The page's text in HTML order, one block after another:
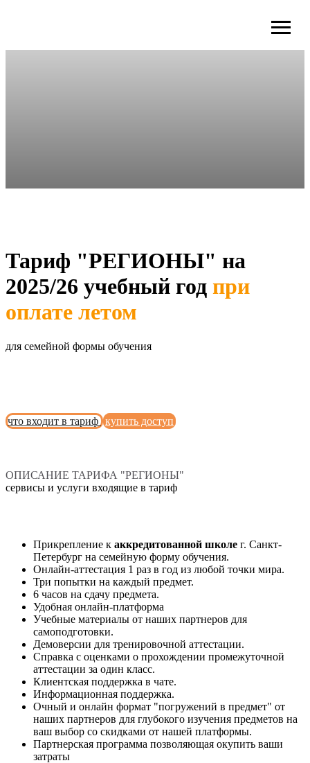
Тариф "РЕГИОНЫ" на
2025/26 учебный год при
оплате летом
для семейной формы обучения
что входит в тариф купить доступ
ОПИСАНИЕ ТАРИФА "РЕГИОНЫ"
сервисы и услуги входящие в тариф
Прикрепление к аккредитованной школе г. Санкт-
Петербург на семейную форму обучения.
Онлайн-аттестация 1 раз в год из любой точки мира.
Три попытки на каждый предмет.
6 часов на сдачу предмета.
Удобная онлайн-платформа
Учебные материалы от наших партнеров для
самоподготовки.
Демоверсии для тренировочной аттестации.
Справка с оценками о прохождении промежуточной
аттестации за один класс.
Клиентская поддержка в чате.
Информационная поддержка.
Очный и онлайн формат "погружений в предмет" от
наших партнеров для глубокого изучения предметов на
ваш выбор со скидками от нашей платформы.
Партнерская программа позволяющая окупить ваши
затраты